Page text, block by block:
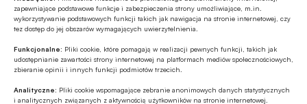
zapewniające podstawowe funkcje i zabezpieczenia strony umożliwiające, m.in.
wykorzystywanie podstawowych funkcji takich jak nawigacja na stronie internetowej, czy
tez dostęp do jej obszarów wymagających uwierzytelnienia.
Funkcjonalne: Pliki cookie, które pomagają w realizacji pewnych funkcji, takich jak
udostępnianie zawartości strony internetowej na platformach mediów społecznościowych,
zbieranie opinii i innych funkcji podmiotów trzecich.
Analityczne: Pliki cookie wspomagające zebranie anonimowych danych statystycznych
i analitycznych związanych z aktywnością użytkowników na stronie internetowej.
Autor